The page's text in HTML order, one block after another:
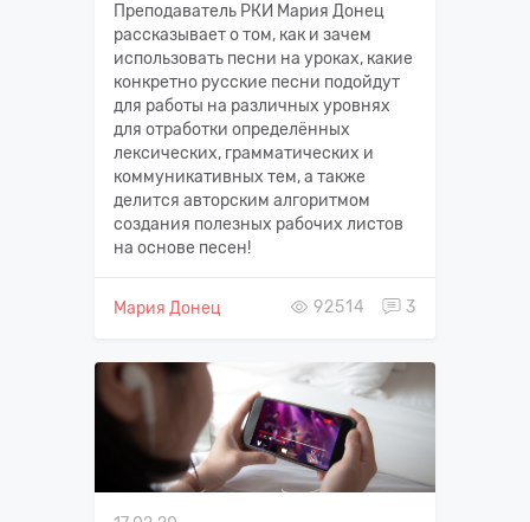
Преподаватель РКИ Мария Донец
рассказывает о том, как и зачем
использовать песни на уроках, какие
конкретно русские песни подойдут
для работы на различных уровнях
для отработки определённых
лексических, грамматических и
коммуникативных тем, а также
делится авторским алгоритмом
создания полезных рабочих листов
на основе песен!
Мария Донец 92514 3